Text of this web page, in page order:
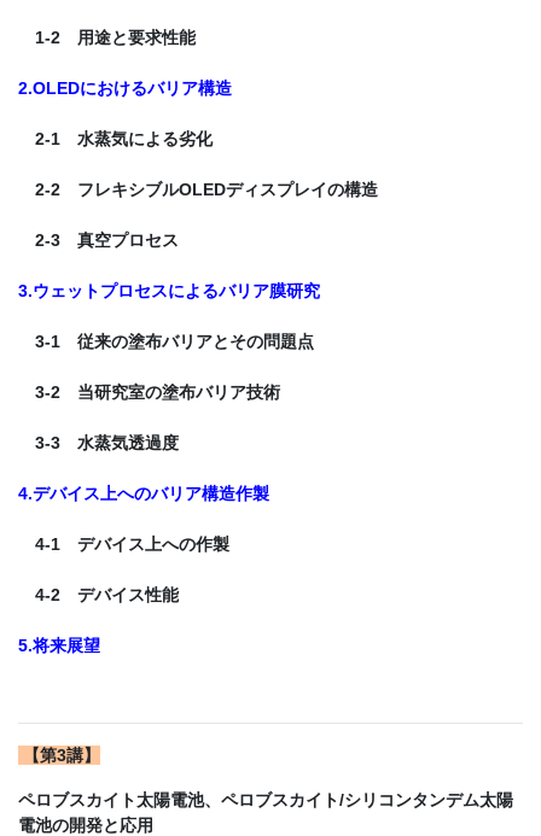
1-2 用途と要求性能
2.OLEDにおけるバリア構造
2-1 水蒸気による劣化
2-2 フレキシブルOLEDディスプレイの構造
2-3 真空プロセス
3.ウェットプロセスによるバリア膜研究
3-1 従来の塗布バリアとその問題点
3-2 当研究室の塗布バリア技術
3-3 水蒸気透過度
4.デバイス上へのバリア構造作製
4-1 デバイス上への作製
4-2 デバイス性能
5.将来展望
【第3講】
ペロブスカイト太陽電池、ペロブスカイト/シリコンタンデム太陽
電池の開発と応用